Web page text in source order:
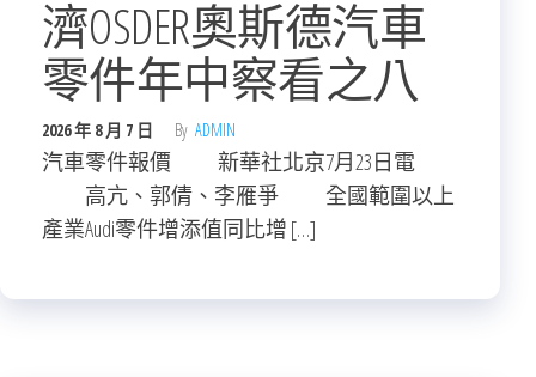
濟OSDER奧斯德汽車
零件年中察看之八
2026 年 8 月 7 日 By ADMIN
汽車零件報價 新華社北京7月23日電
高亢、郭倩、李雁爭 全國範圍以上
產業Audi零件增添值同比增 […]